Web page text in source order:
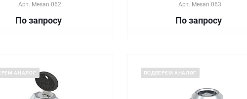
Арт. Mesan 062
По запросу
Арт. Mesan 063
По запросу
АНАЛОГ ПОДБЕРЕМ АНАЛОГ